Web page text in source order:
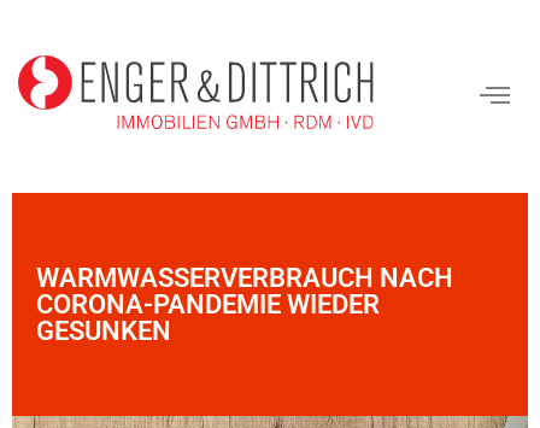
WARMWASSERVERBRAUCH NACH
CORONA-PANDEMIE WIEDER
GESUNKEN